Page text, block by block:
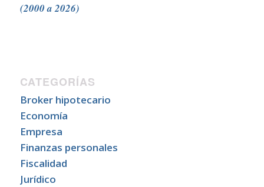
(2000 a 2026)
CATEGORÍAS
Broker hipotecario
Economía
Empresa
Finanzas personales
Fiscalidad
Jurídico